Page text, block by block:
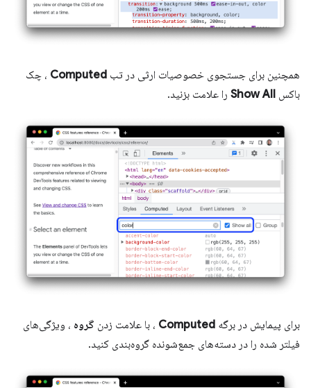
همچنین برای جستجوی خصوصیات ارثی در تب Computed ، چک
باکس Show All را علامت بزنید.
برای پیمایش در برگه Computed ، با علامت زدن گروه ، ویژگی‌های
فیلتر شده را در دسته‌های جمع‌شونده گروه‌بندی کنید.